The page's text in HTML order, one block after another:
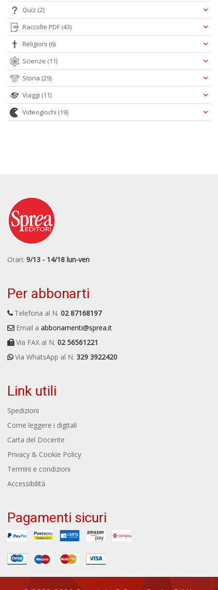
Quiz (2)
Raccolte PDF (43)
Religioni (6)
Scienze (11)
Storia (29)
Viaggi (11)
Videogiochi (19)
Orari: 9/13 - 14/18 lun-ven
Per abbonarti
Telefona al N. 02 87168197
Email a abbonamenti@sprea.it
Via FAX al N. 02 56561221
Via WhatsApp al N. 329 3922420
Link utili
Spedizioni
Come leggere i digitali
Carta del Docente
Privacy & Cookie Policy
Termini e condizioni
Accessibilità
Pagamenti sicuri